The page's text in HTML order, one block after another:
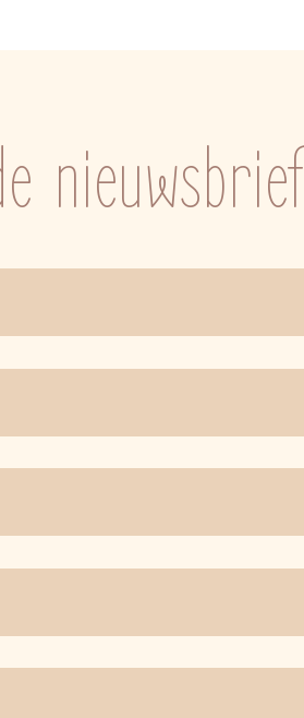
nieuwsbrief